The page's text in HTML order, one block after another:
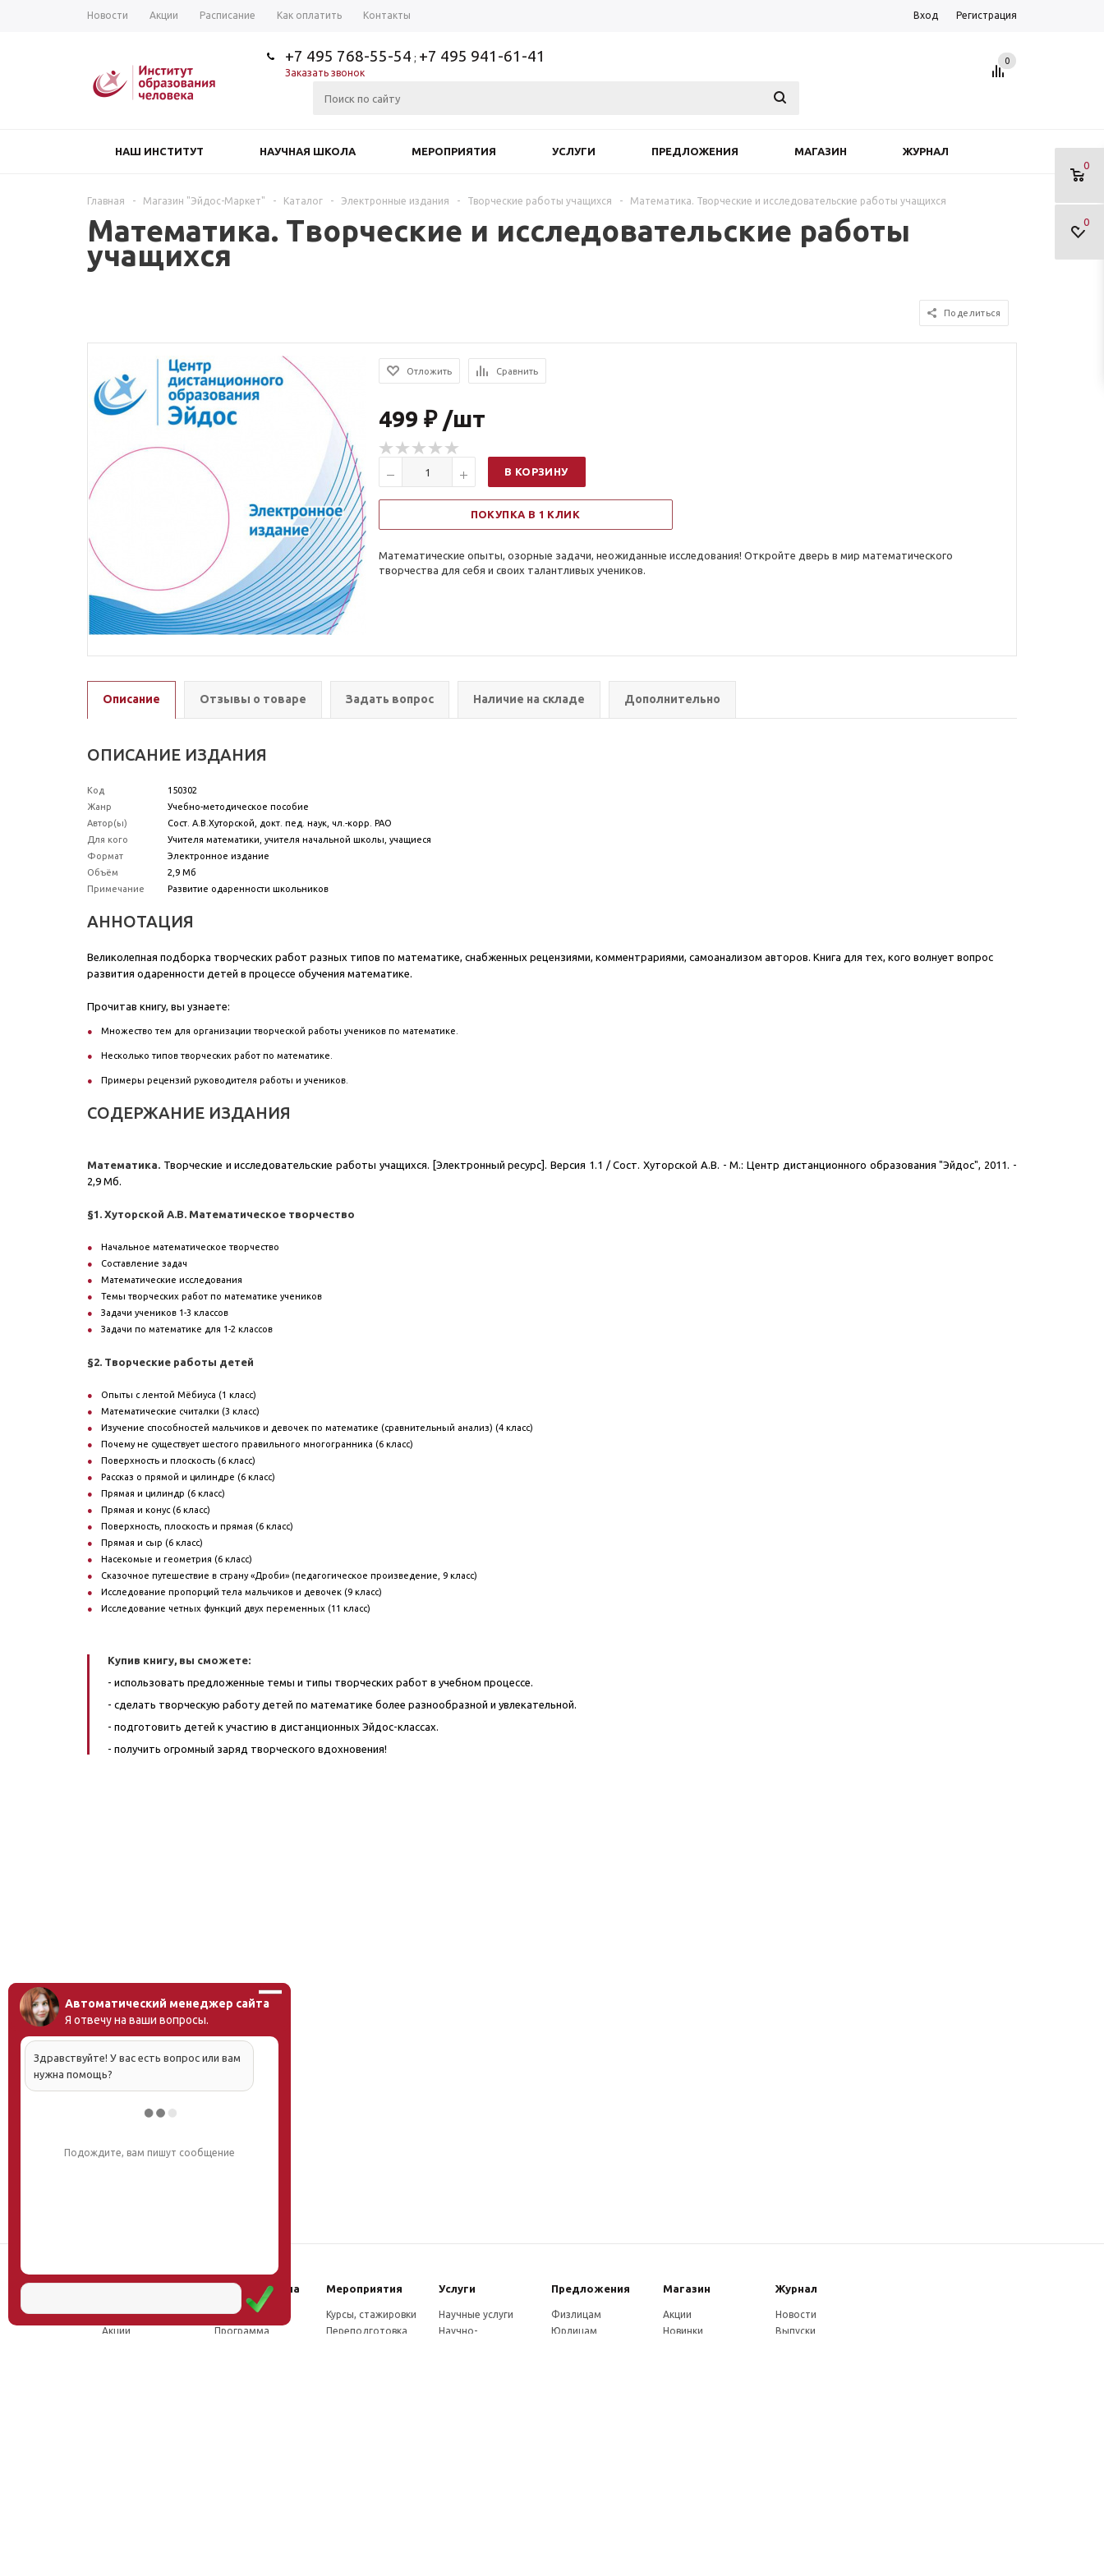
Новости Акции Расписание Как оплатить Контакты Вход Регистрация
+7 495 768-55-54 ; +7 495 941-61-41
Заказать звонок
0
0
0
НАШ ИНСТИТУТ НАУЧНАЯ ШКОЛА МЕРОПРИЯТИЯ УСЛУГИ ПРЕДЛОЖЕНИЯ МАГАЗИН ЖУРНАЛ
Главная - Магазин "Эйдос-Маркет" - Каталог - Электронные издания - Творческие работы учащихся - Математика. Творческие и исследовательские работы учащихся
Математика. Творческие и исследовательские работы
учащихся
Поделиться
Отложить Сравнить
499 ₽ /шт
В КОРЗИНУ
ПОКУПКА В 1 КЛИК
Математические опыты, озорные задачи, неожиданные исследования! Откройте дверь в мир математического
творчества для себя и своих талантливых учеников.
Описание Отзывы о товаре Задать вопрос Наличие на складе Дополнительно
ОПИСАНИЕ ИЗДАНИЯ
Код
150302
Жанр
Учебно-методическое пособие
Автор(ы)
Сост. А.В.Хуторской, докт. пед. наук, чл.-корр. РАО
Для кого
Учителя математики, учителя начальной школы, учащиеся
Формат
Электронное издание
Объём
2,9 Мб
Примечание
Развитие одаренности школьников
АННОТАЦИЯ
Великолепная подборка творческих работ разных типов по математике, снабженных рецензиями, комментрариями, самоанализом авторов. Книга для тех, кого волнует вопрос
развития одаренности детей в процессе обучения математике.
Прочитав книгу, вы узнаете:
Множество тем для организации творческой работы учеников по математике.
Несколько типов творческих работ по математике.
Примеры рецензий руководителя работы и учеников.
СОДЕРЖАНИЕ ИЗДАНИЯ
Математика. Творческие и исследовательские работы учащихся. [Электронный ресурс]. Версия 1.1 / Сост. Хуторской А.В. - М.: Центр дистанционного образования "Эйдос", 2011. -
2,9 Мб.
§1. Хуторской А.В. Mатематическое творчество
Начальное математическое творчество
Составление задач
Математические исследования
Темы творческих работ по математике учеников
Задачи учеников 1-3 классов
Задачи по математике для 1-2 классов
§2. Творческие работы детей
Опыты с лентой Мёбиуса (1 класс)
Математические считалки (3 класс)
Изучение способностей мальчиков и девочек по математике (сравнительный анализ) (4 класс)
Почему не существует шестого правильного многогранника (6 класс)
Поверхность и плоскость (6 класс)
Рассказ о прямой и цилиндре (6 класс)
Прямая и цилиндр (6 класс)
Прямая и конус (6 класс)
Поверхность, плоскость и прямая (6 класс)
Прямая и сыр (6 класс)
Насекомые и геометрия (6 класс)
Сказочное путешествие в страну «Дроби» (педагогическое произведение, 9 класс)
Исследование пропорций тела мальчиков и девочек (9 класс)
Исследование четных функций двух переменных (11 класс)
Купив книгу, вы сможете:
- использовать предложенные темы и типы творческих работ в учебном процессе.
- сделать творческую работу детей по математике более разнообразной и увлекательной.
- подготовить детей к участию в дистанционных Эйдос-классах.
- получить огромный заряд творческого вдохновения!
Научная школа Мероприятия Услуги Предложения Магазин Журнал
Новости
Акции
Концепция
Программа
Курсы, стажировки
Переподготовка
Научные услуги
Научно-
Физлицам
Юрлицам
Акции
Новинки
Новости
Выпуски
Автоматический менеджер сайта
Я отвечу на ваши вопросы.
Здравствуйте! У вас есть вопрос или вам
нужна помощь?
Напишите, что вас интересует, и мы вам